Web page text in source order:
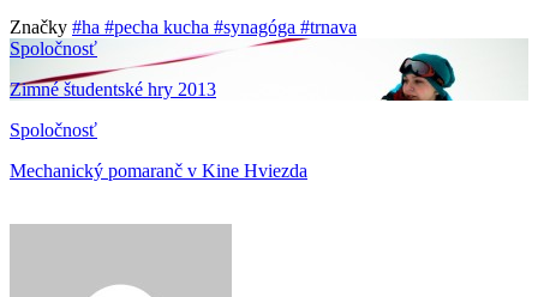
Značky #ha #pecha kucha #synagóga #trnava
Spoločnosť
Zimné študentské hry 2013
Spoločnosť
Mechanický pomaranč v Kine Hviezda